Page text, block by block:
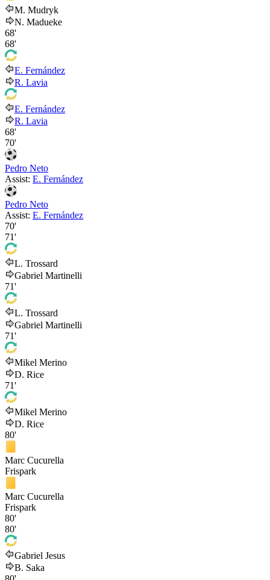
M. Mudryk
N. Madueke
68'
68'
E. Fernández
R. Lavia
E. Fernández
R. Lavia
68'
70'
Pedro Neto
Assist: E. Fernández
Pedro Neto
Assist: E. Fernández
70'
71'
L. Trossard
Gabriel Martinelli
71'
L. Trossard
Gabriel Martinelli
71'
Mikel Merino
D. Rice
71'
Mikel Merino
D. Rice
80'
Marc Cucurella
Frispark
Marc Cucurella
Frispark
80'
80'
Gabriel Jesus
B. Saka